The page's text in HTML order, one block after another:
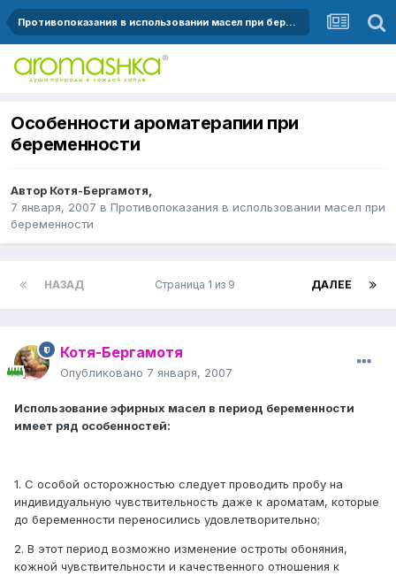
Противопоказания в использовании масел при беременности
Особенности ароматерапии при
беременности
Автор Котя-Бергамотя,
7 января, 2007 в Противопоказания в использовании масел при
беременности
НАЗАД ДАЛЕЕ
Страница 1 из 9
Котя-Бергамотя
Опубликовано 7 января, 2007
Использование эфирных масел в период беременности
имеет ряд особенностей:
1. С особой осторожностью следует проводить пробу на
индивидуальную чувствительность даже к ароматам, которые
до беременности переносились удовлетворительно;
2. В этот период возможно изменение остроты обоняния,
кожной чувствительности и качественного отношения к